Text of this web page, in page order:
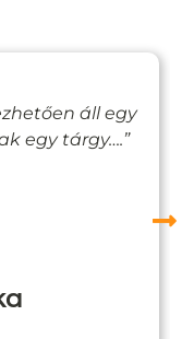
áll egy
egy tárgy….”